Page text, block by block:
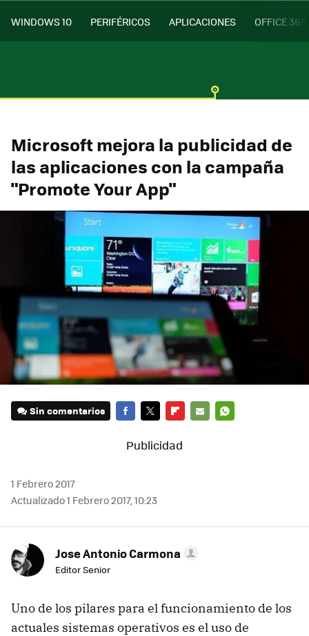
WINDOWS 10 PERIFÉRICOS APLICACIONES OFFICE 365
Microsoft mejora la publicidad de
las aplicaciones con la campaña
"Promote Your App"
Sin comentarios
1 Febrero 2017
Actualizado 1 Febrero 2017, 10:23
Jose Antonio Carmona
Editor Senior
Uno de los pilares para el funcionamiento de los
actuales sistemas operativos es el uso de